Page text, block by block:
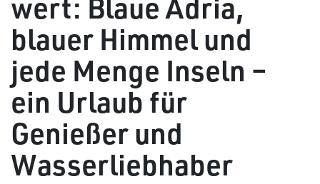
wert: Blaue Adria,
blauer Himmel und
jede Menge Inseln –
ein Urlaub für
Genießer und
Wasserliebhaber